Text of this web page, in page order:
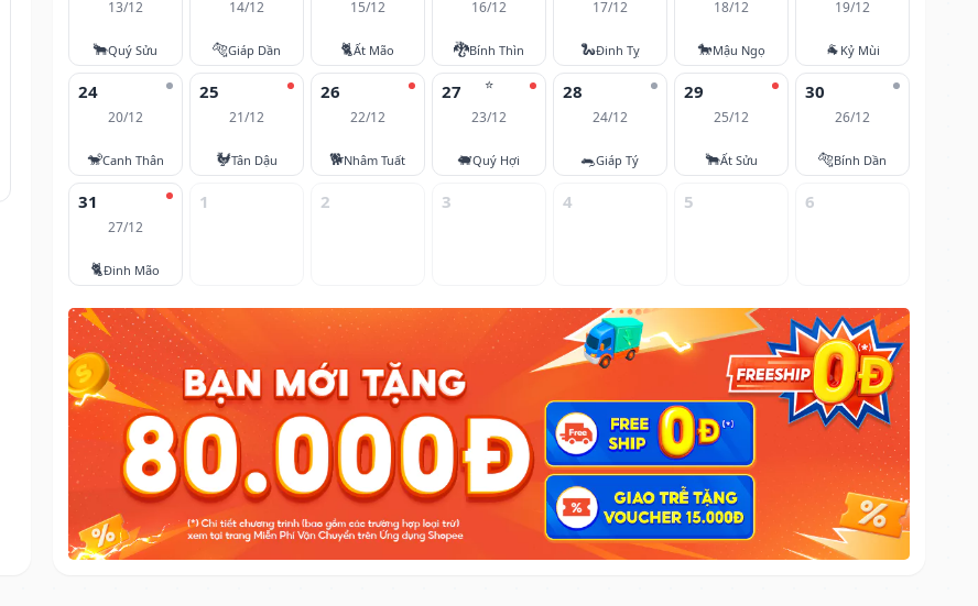
13/12
🐂Quý Sửu
14/12
🐅Giáp Dần
15/12
🐈Ất Mão
16/12
🐉Bính Thìn
17/12
🐍Đinh Tỵ
18/12
🐎Mậu Ngọ
19/12
🐐 Kỷ Mùi
24
20/12
🐒Canh Thân
25
21/12
🐓Tân Dậu
26
22/12
🐕Nhâm Tuất
⭐
27
23/12
🐖Quý Hợi
28
24/12
🐀Giáp Tý
29
25/12
🐂Ất Sửu
30
26/12
🐅Bính Dần
31
27/12
🐈Đinh Mão
1 2 3 4 5 6